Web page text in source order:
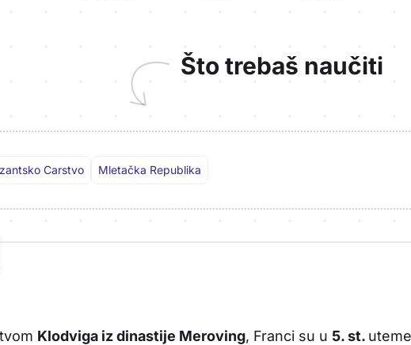
Što trebaš naučiti
Carstvo Mletačka Republika
Klodviga iz dinastije Meroving, Franci su u 5. st.